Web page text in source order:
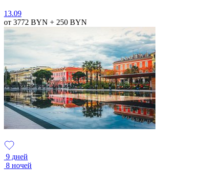
13.09
от 3772 BYN + 250 BYN
9 дней
8 ночей